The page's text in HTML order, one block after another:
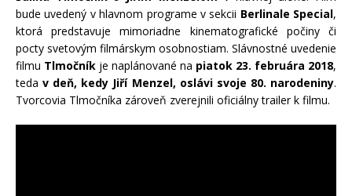
bude uvedený v hlavnom programe v sekcii Berlinale Special,
ktorá predstavuje mimoriadne kinematografické počiny či
pocty svetovým filmárskym osobnostiam. Slávnostné uvedenie
filmu Tlmočník je naplánované na piatok 23. februára 2018,
tedav deň, kedy Jiří Menzel, oslávi svoje 80. narodeniny.
Tvorcovia Tlmočníka zároveň zverejnili oficiálny trailer k filmu.